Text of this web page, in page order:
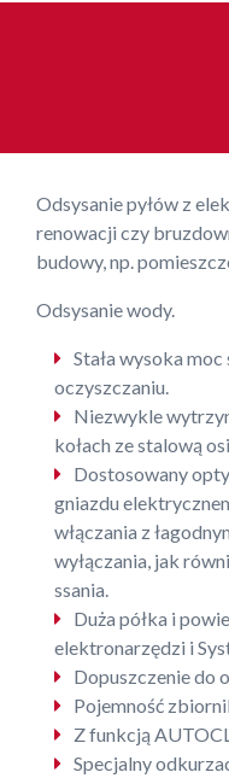
Odsysanie pyłów z
renowacji czy
budowy, np.
Odsysanie wody.
Stała wysoka
oczyszczaniu.
Niezwykle
kołach ze stalową
Dostosowany
gniazdu
włączania z
wyłączania, jak
ssania.
Duża półka i
elektronarzędzi i
Dopuszczenie do
Pojemność
Z funkcją
Specjalny